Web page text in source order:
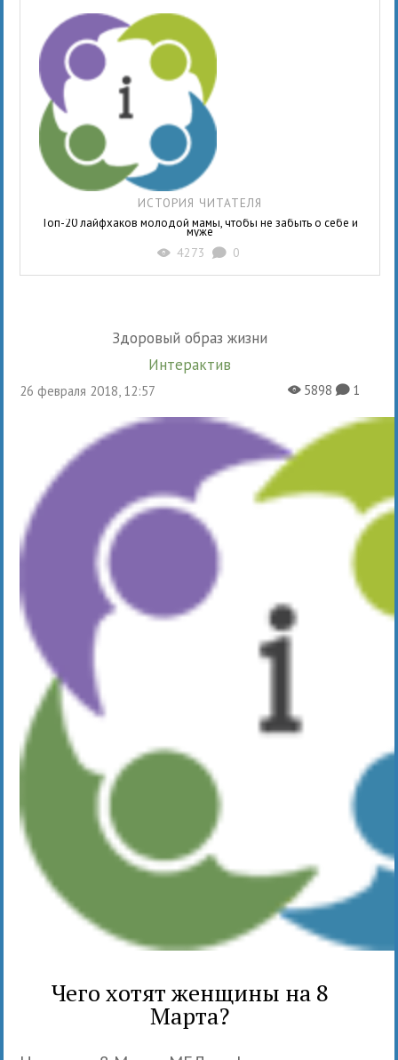
ИСТОРИЯ ЧИТАТЕЛЯ
Топ-20 лайфхаков молодой мамы, чтобы не забыть о себе и
муже
X 4273 K 0
Здоровый образ жизни
Интерактив
26 февраля 2018, 12:57 X5898K1
Чего хотят женщины на 8
Марта?